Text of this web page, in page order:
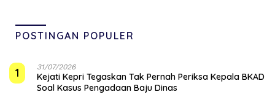
POSTINGAN POPULER
1 31/07/2026
Kejati Kepri Tegaskan Tak Pernah Periksa Kepala BKAD
Soal Kasus Pengadaan Baju Dinas